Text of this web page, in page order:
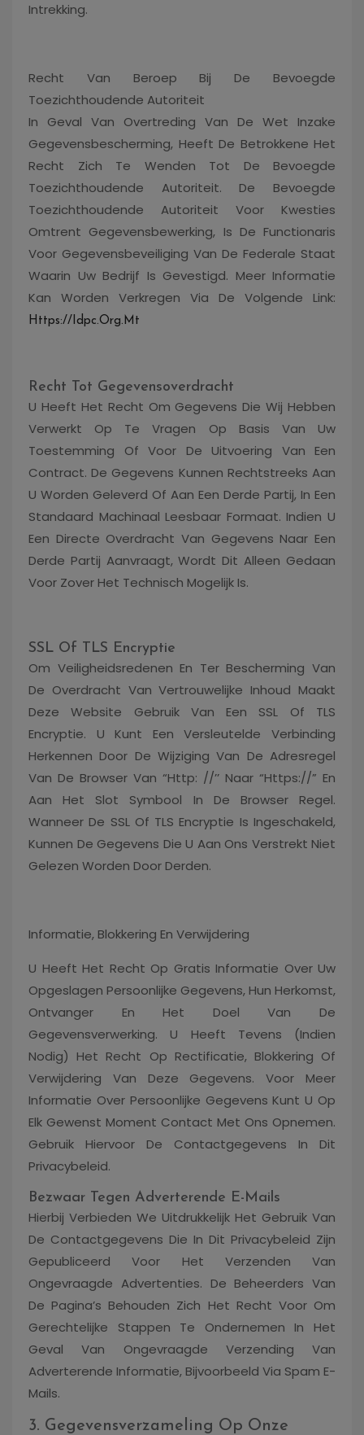
Intrekking.
Recht Van Beroep Bij De Bevoegde
Toezichthoudende Autoriteit
In Geval Van Overtreding Van De Wet Inzake
Gegevensbescherming, Heeft De Betrokkene Het
Recht Zich Te Wenden Tot De Bevoegde
Toezichthoudende Autoriteit. De Bevoegde
Toezichthoudende Autoriteit Voor Kwesties
Omtrent Gegevensbewerking, Is De Functionaris
Voor Gegevensbeveiliging Van De Federale Staat
Waarin Uw Bedrijf Is Gevestigd. Meer Informatie
Kan Worden Verkregen Via De Volgende Link:
Https://idpc.org.mt
Recht Tot Gegevensoverdracht
U Heeft Het Recht Om Gegevens Die Wij Hebben
Verwerkt Op Te Vragen Op Basis Van Uw
Toestemming Of Voor De Uitvoering Van Een
Contract. De Gegevens Kunnen Rechtstreeks Aan
U Worden Geleverd Of Aan Een Derde Partij, In Een
Standaard Machinaal Leesbaar Formaat. Indien U
Een Directe Overdracht Van Gegevens Naar Een
Derde Partij Aanvraagt, Wordt Dit Alleen Gedaan
Voor Zover Het Technisch Mogelijk Is.
SSL Of TLS Encryptie
Om Veiligheidsredenen En Ter Bescherming Van
De Overdracht Van Vertrouwelijke Inhoud Maakt
Deze Website Gebruik Van Een SSL Of TLS
Encryptie. U Kunt Een Versleutelde Verbinding
Herkennen Door De Wijziging Van De Adresregel
Van De Browser Van “http: //’’ Naar “https://” En
Aan Het Slot Symbool In De Browser Regel.
Wanneer De SSL Of TLS Encryptie Is Ingeschakeld,
Kunnen De Gegevens Die U Aan Ons Verstrekt Niet
Gelezen Worden Door Derden.
Informatie, Blokkering En Verwijdering
U Heeft Het Recht Op Gratis Informatie Over Uw
Opgeslagen Persoonlijke Gegevens, Hun Herkomst,
Ontvanger En Het Doel Van De
Gegevensverwerking. U Heeft Tevens (indien
Nodig) Het Recht Op Rectificatie, Blokkering Of
Verwijdering Van Deze Gegevens. Voor Meer
Informatie Over Persoonlijke Gegevens Kunt U Op
Elk Gewenst Moment Contact Met Ons Opnemen.
Gebruik Hiervoor De Contactgegevens In Dit
Privacybeleid.
Bezwaar Tegen Adverterende E-Mails
Hierbij Verbieden We Uitdrukkelijk Het Gebruik Van
De Contactgegevens Die In Dit Privacybeleid Zijn
Gepubliceerd Voor Het Verzenden Van
Ongevraagde Advertenties. De Beheerders Van
De Pagina’s Behouden Zich Het Recht Voor Om
Gerechtelijke Stappen Te Ondernemen In Het
Geval Van Ongevraagde Verzending Van
Adverterende Informatie, Bijvoorbeeld Via Spam E-
Mails.
3. Gegevensverzameling Op Onze